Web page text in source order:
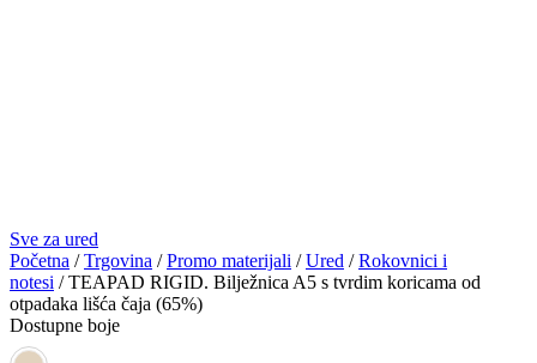
Sve za ured
Početna /Trgovina /Promo materijali /Ured /Rokovnici i
notesi / TEAPAD RIGID. Bilježnica A5 s tvrdim koricama od
otpadaka lišća čaja (65%)
Dostupne boje